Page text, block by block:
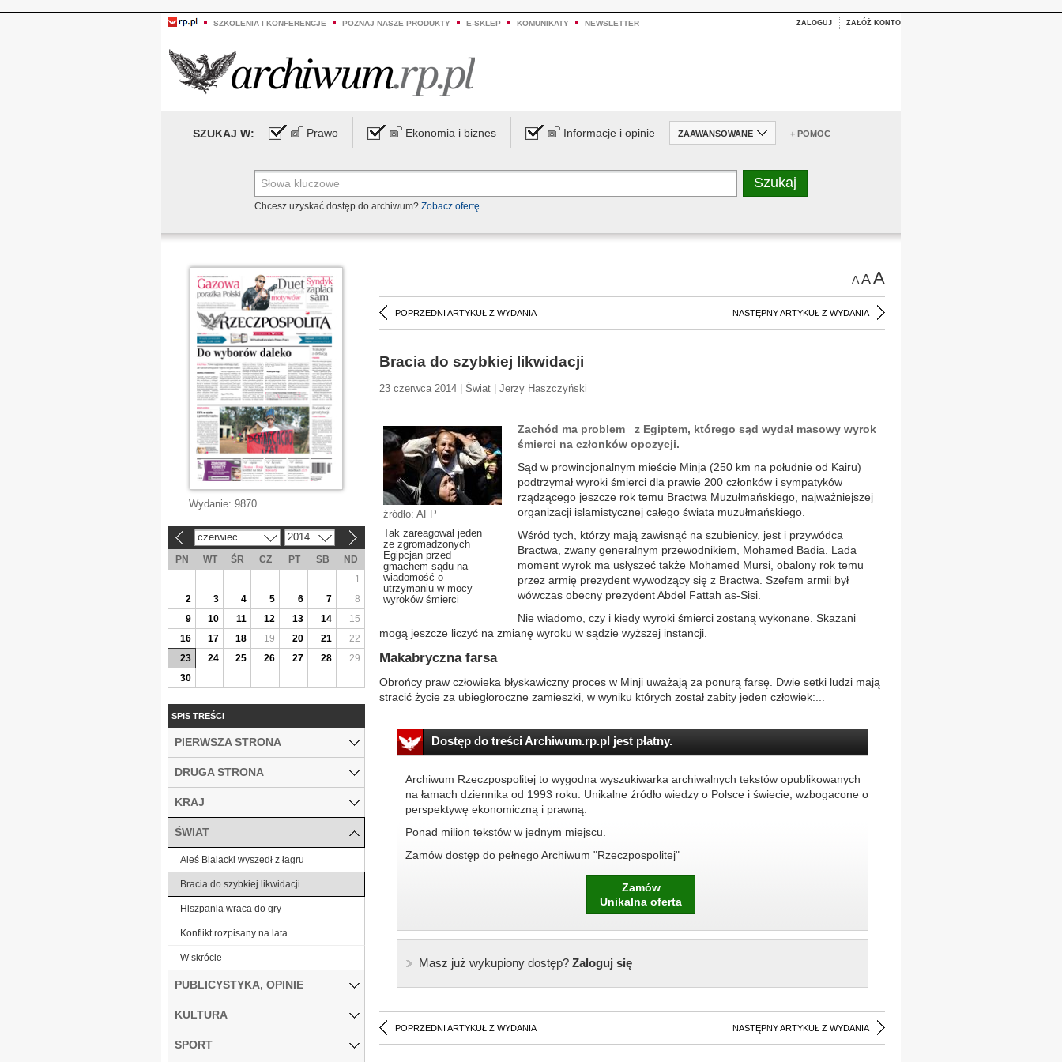
SZKOLENIA I KONFERENCJE POZNAJ NASZE PRODUKTY E-SKLEP KOMUNIKATY NEWSLETTER ZALOGUJ ZAŁÓŻ KONTO
SZUKAJ W: Prawo Ekonomia i biznes Informacje i opinie ZAAWANSOWANE + POMOC
Chcesz uzyskać dostęp do archiwum? Zobacz ofertę
AAA
POPRZEDNI ARTYKUŁ Z WYDANIA NASTĘPNY ARTYKUŁ Z WYDANIA
Bracia do szybkiej likwidacji
23 czerwca 2014 | Świat | Jerzy Haszczyński
źródło: AFP
Tak zareagował jeden
ze zgromadzonych
Egipcjan przed
gmachem sądu na
wiadomość o
utrzymaniu w mocy
wyroków śmierci
Zachód ma problem z Egiptem, którego sąd wydał masowy wyrok
śmierci na członków opozycji.
Sąd w prowincjonalnym mieście Minja (250 km na południe od Kairu)
podtrzymał wyroki śmierci dla prawie 200 członków i sympatyków
rządzącego jeszcze rok temu Bractwa Muzułmańskiego, najważniejszej
organizacji islamistycznej całego świata muzułmańskiego.
Wśród tych, którzy mają zawisnąć na szubienicy, jest i przywódca
Bractwa, zwany generalnym przewodnikiem, Mohamed Badia. Lada
moment wyrok ma usłyszeć także Mohamed Mursi, obalony rok temu
przez armię prezydent wywodzący się z Bractwa. Szefem armii był
wówczas obecny prezydent Abdel Fattah as-Sisi.
Nie wiadomo, czy i kiedy wyroki śmierci zostaną wykonane. Skazani
mogą jeszcze liczyć na zmianę wyroku w sądzie wyższej instancji.
Makabryczna farsa
Obrońcy praw człowieka błyskawiczny proces w Minji uważają za ponurą farsę. Dwie setki ludzi mają
stracić życie za ubiegłoroczne zamieszki, w wyniku których został zabity jeden człowiek:...
Dostęp do treści Archiwum.rp.pl jest płatny.
Archiwum Rzeczpospolitej to wygodna wyszukiwarka archiwalnych tekstów opublikowanych
na łamach dziennika od 1993 roku. Unikalne źródło wiedzy o Polsce i świecie, wzbogacone o
perspektywę ekonomiczną i prawną.
Ponad milion tekstów w jednym miejscu.
Zamów dostęp do pełnego Archiwum "Rzeczpospolitej"
Zamów
Unikalna oferta
Masz już wykupiony dostęp?Zaloguj się
POPRZEDNI ARTYKUŁ Z WYDANIA NASTĘPNY ARTYKUŁ Z WYDANIA
Wydanie: 9870
czerwiec 2014
PN WT ŚR CZ PT SB
ND
1
2
3 4 5 6 7
8
9
10 11 12 13 14
15
16
17 18 19 20 21
22
23
24 25 26 27 28
29
30
SPIS TREŚCI
PIERWSZA STRONA
DRUGA STRONA
KRAJ
ŚWIAT
Aleś Bialacki wyszedł z łagru
Bracia do szybkiej likwidacji
Hiszpania wraca do gry
Konflikt rozpisany na lata
W skrócie
PUBLICYSTYKA, OPINIE
KULTURA
SPORT